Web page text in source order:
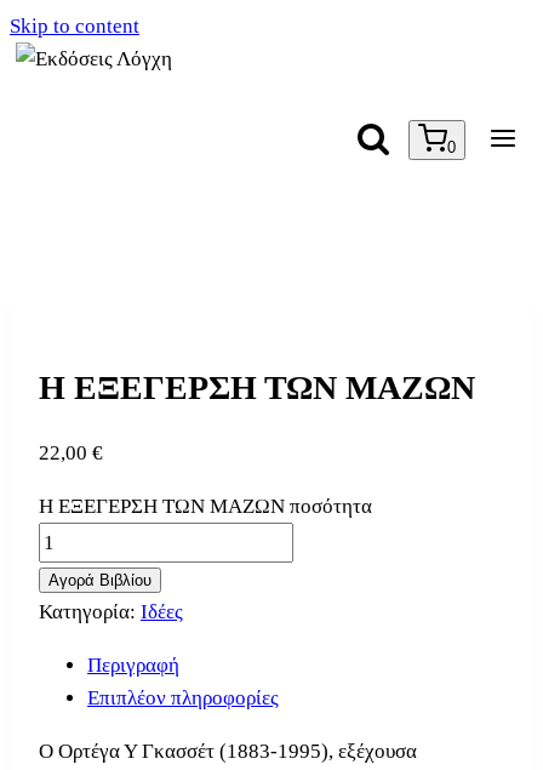
Skip to content
0
Η ΕΞΕΓΕΡΣΗ ΤΩΝ ΜΑΖΩΝ
22,00 €
Η ΕΞΕΓΕΡΣΗ ΤΩΝ ΜΑΖΩΝ ποσότητα
Αγορά Βιβλίου
Κατηγορία: Ιδέες
Περιγραφή
Επιπλέον πληροφορίες
Ο Ορτέγα Υ Γκασσέτ (1883-1995), εξέχουσα